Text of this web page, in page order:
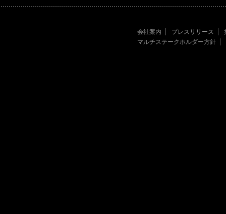
会社案内 プレスリリース
マルチステークホルダー方針